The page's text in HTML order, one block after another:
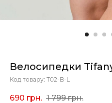
Велосипедки
Код товару: T02-B-L
690 грн. 1 799 грн.